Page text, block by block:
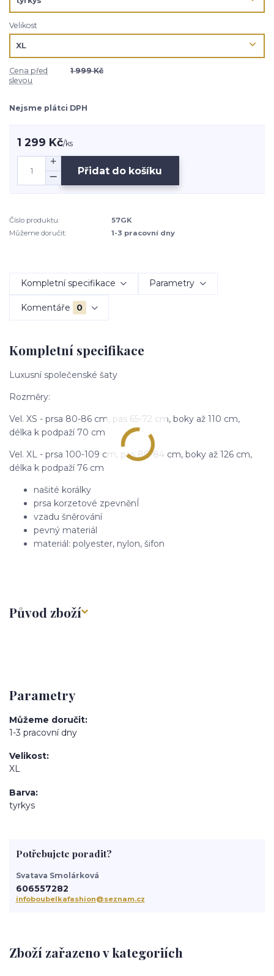
Velikost
Cena před
slevou
1 999 Kč
Nejsme plátci DPH
1 299 Kč/ks
Přidat do košíku
Číslo produktu:
57GK
Můžeme doručit:
1-3 pracovní dny
Kompletní specifikace Parametry
Komentáře 0
Kompletní specifikace
Luxusní společenské šaty
Rozměry:
Vel. XS - prsa 80-86 cm, pas 65-72 cm, boky až 110 cm,
délka k podpaží 70 cm
Vel. XL - prsa 100-109 cm, pas 80-84 cm, boky až 126 cm,
délka k podpaží 76 cm
našité korálky
prsa korzetové zpevněnÍ
vzadu šněrování
pevný materiál
materiál: polyester, nylon, šifon
Původ zboží
Parametry
Můžeme doručit
1-3 pracovní dny
Velikost
XL
Barva
tyrkys
Zboží zařazeno v kategoriích
Potřebujete poradit?
Svatava Smolárková
606557282
infoboubelkafashion@seznam.cz